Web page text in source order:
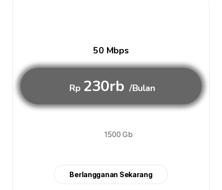
50 Mbps
Rp 230rb /Bulan
1500 Gb
Berlangganan Sekarang